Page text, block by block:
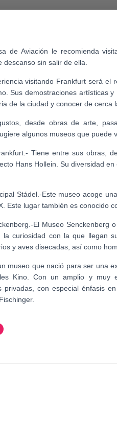
de Aviación le recomienda
sin salir de ella.
visitando Frankfurt será el
Sus demostraciones artísticas
de la ciudad y conocer de cerca
desde obras de arte,
algunos museos que puede
Tiene entre sus obras,
Hans Hollein. Su diversidad
Stádel.-Este museo acoge
Este lugar también es conocido
El Museo Senckenberg
curiosidad con la que llegan
y aves disecadas, así como
museo que nació para ser una
Kino. Con un amplio y muy
privadas, con especial énfasis